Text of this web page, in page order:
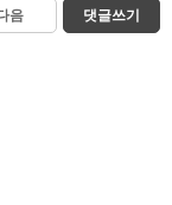
음 댓글쓰기